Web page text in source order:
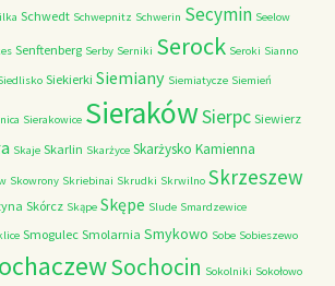
Schwedt Schwepnitz Schwerin Secymin Seelow
Senftenberg Serby Serniki Serock Seroki Sianno
Siekierki Siemiany Siemiatycze Siemień
Sierakowice SierakówSierpc Siewierz
Skaje Skarlin Skarżyce Skarżysko Kamienna
Skowrony Skriebinai Skrudki Skrwilno Skrzeszew
Skórcz Skąpe Skępe Slude Smardzewice
Smogulec Smolarnia Smykowo Sobe Sobieszewo
Sochocin Sokolniki Sokołowo